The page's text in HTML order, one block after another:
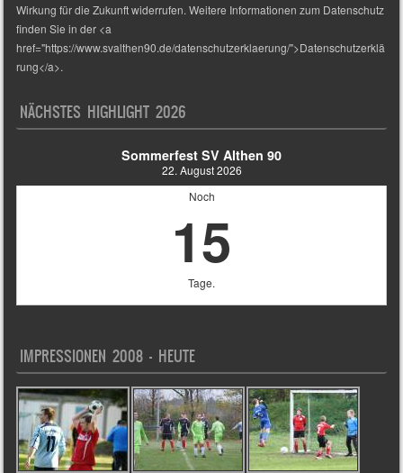
Wirkung für die Zukunft widerrufen. Weitere Informationen zum Datenschutz
finden Sie in der <a
href="https://www.svalthen90.de/datenschutzerklaerung/">Datenschutzerklä
rung</a>.
NÄCHSTES HIGHLIGHT 2026
Sommerfest SV Althen 90
22. August 2026
Noch
15
Tage.
IMPRESSIONEN 2008 – HEUTE